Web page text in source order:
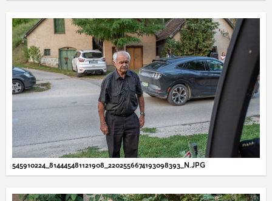
545910224_814445481121908_2202556674193098393_N.JPG